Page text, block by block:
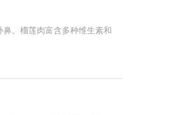
。榴莲肉富含多种维生素和